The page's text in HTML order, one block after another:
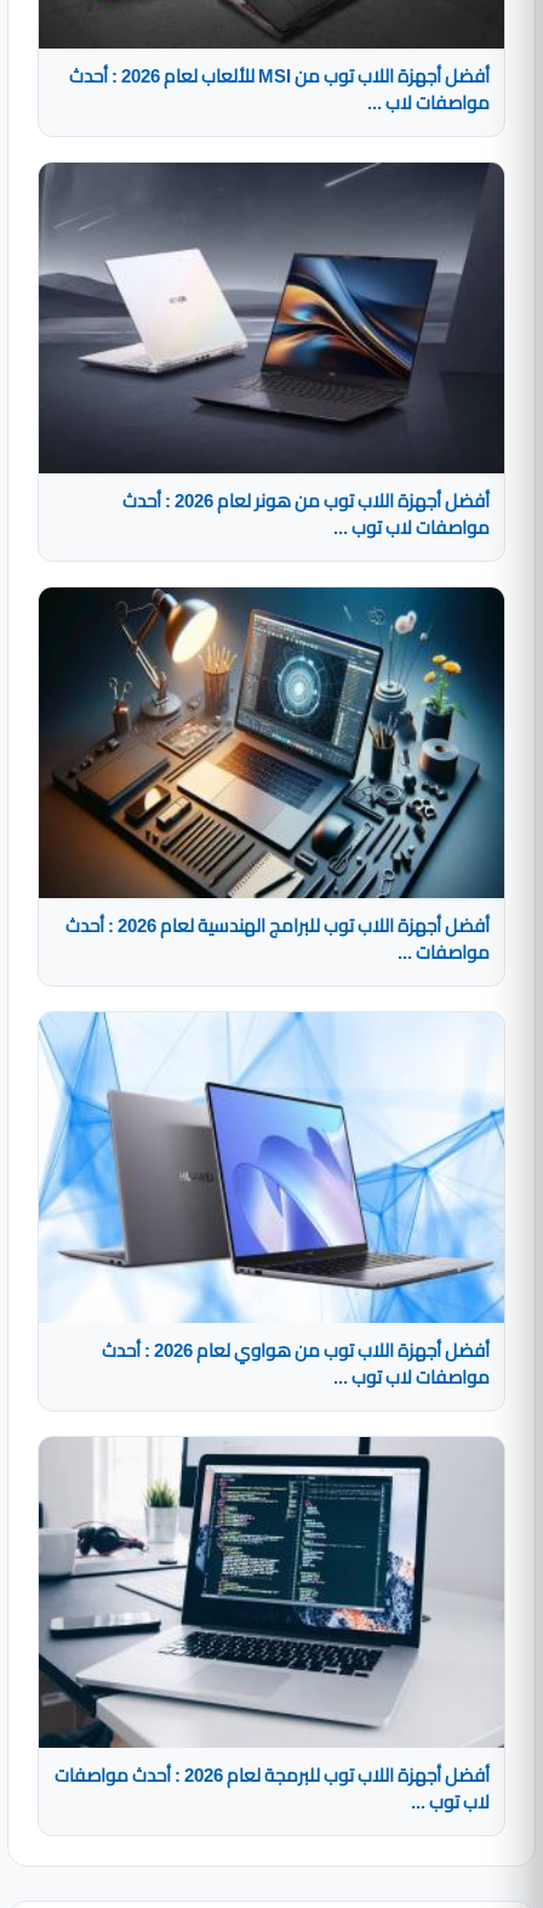
أفضل أجهزة اللاب توب من MSI للألعاب لعام 2026 : أحدث
مواصفات لاب ...
أفضل أجهزة اللاب توب من هونر لعام 2026 : أحدث
مواصفات لاب توب ...
أفضل أجهزة اللاب توب للبرامج الهندسية لعام 2026 : أحدث
مواصفات ...
أفضل أجهزة اللاب توب من هواوي لعام 2026 : أحدث
مواصفات لاب توب ...
أفضل أجهزة اللاب توب للبرمجة لعام 2026 : أحدث مواصفات
لاب توب ...